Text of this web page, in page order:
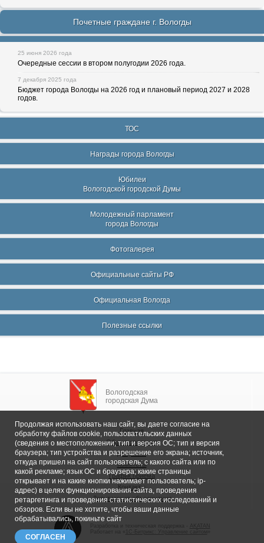
Почетные граждане г. Вологды
25 июня 2026 года
Очередные сессии в втором полугодии 2026 года.
7 декабря 2025 года
Бюджет города Вологды на 2026 год и плановый период 2027 и 2028
годов.
ТОС
Награды города Вологды
Юбилеи
Вологодской городской Думы
Молодежный парламент
города Вологды
Фотогалерея
Официальные сайты РФ
Официальная Вологда
Полезные ссылки
Вологодская
городская Дума
Главная
Общие сведения
Депутаты
Комитеты
График приема
Контакты
Депутатские объединения
1С-Битрикс: Управление сайтом
Продолжая использовать наш сайт, вы даете согласие на
обработку файлов cookie, пользовательских данных
(сведения о местоположении; тип и версия ОС; тип и версия
браузера; тип устройства и разрешение его экрана; источник,
откуда пришел на сайт пользователь; с какого сайта или по
какой рекламе; язык ОС и браузера; какие страницы
открывает и на какие кнопки нажимает пользователь; ip-
адрес) в целях функционирования сайта, проведения
ретаргетинга и проведения статистических исследований и
обзоров. Если вы не хотите, чтобы ваши данные
обрабатывались, покиньте сайт
СОГЛАСЕН